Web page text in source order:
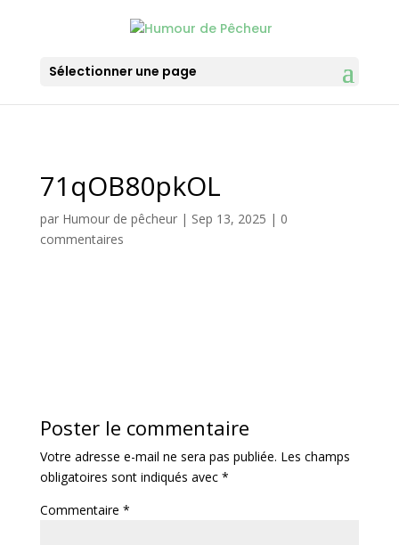
Sélectionner une page
71qOB80pkOL
par Humour de pêcheur| Sep 13, 2025 | 0
commentaires
Poster le commentaire
Votre adresse e-mail ne sera pas publiée. Les champs
obligatoires sont indiqués avec *
Commentaire *